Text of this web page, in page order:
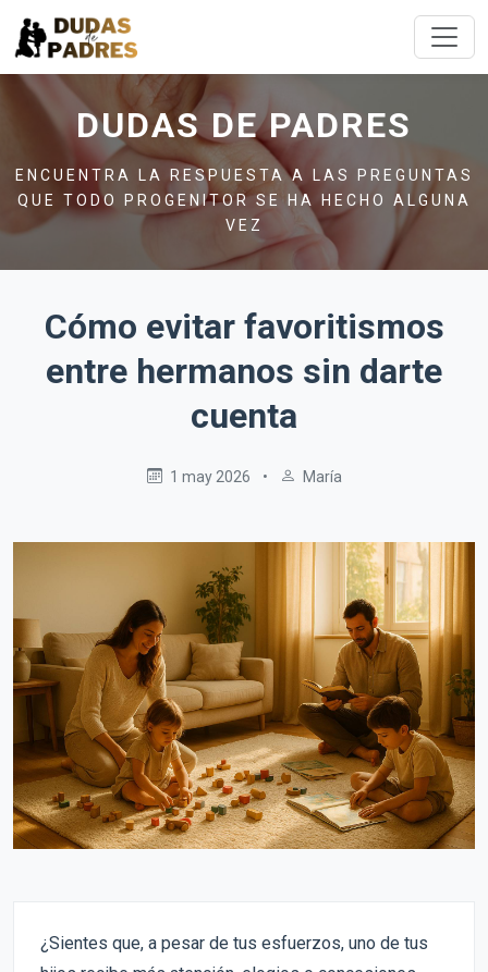
DUDAS DE PADRES
ENCUENTRA LA RESPUESTA A LAS PREGUNTAS
QUE TODO PROGENITOR SE HA HECHO ALGUNA
VEZ
Cómo evitar favoritismos
entre hermanos sin darte
cuenta
1 may 2026 • María
¿Sientes que, a pesar de tus esfuerzos, uno de tus